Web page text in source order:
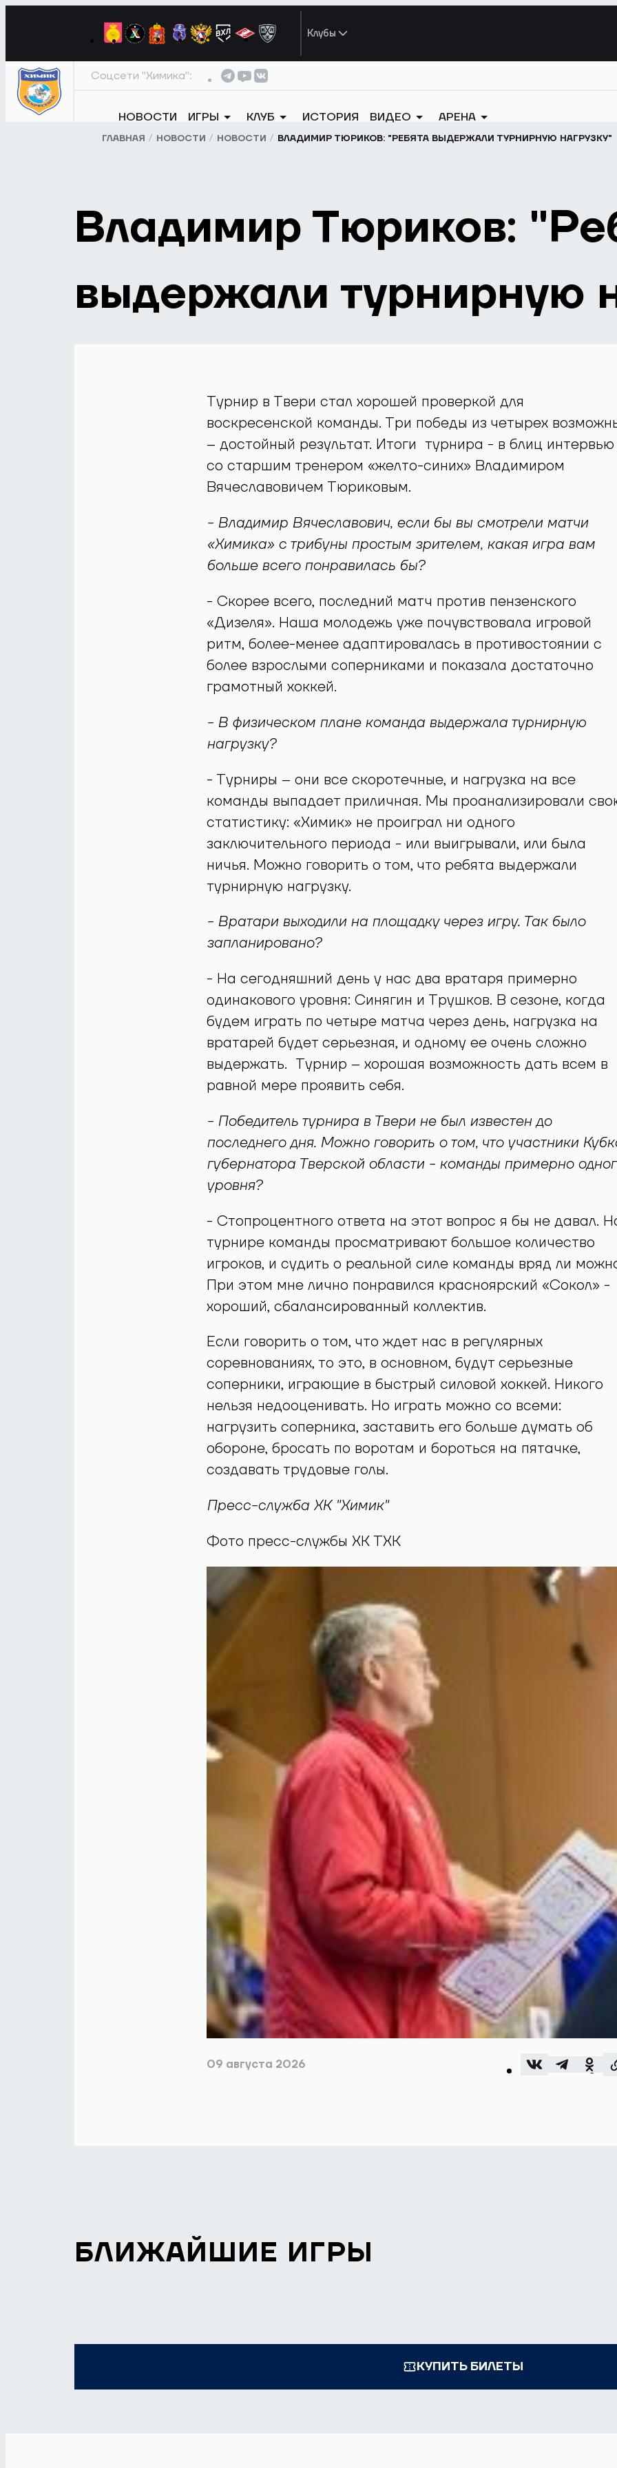
Клубы
Соцсети "Химика":
НОВОСТИ ИГРЫ КЛУБ ИСТОРИЯ ВИДЕО АРЕНА
ГЛАВНАЯ НОВОСТИ НОВОСТИ ВЛАДИМИР ТЮРИКОВ: "РЕБЯТА ВЫДЕРЖАЛИ ТУРНИРНУЮ НАГРУЗКУ"
Владимир Тюриков:
выдержали турнирную
Турнир в Твери стал хорошей проверкой для
воскресенской команды. Три победы из четырех
– достойный результат. Итоги турнира - в блиц интервью
со старшим тренером «желто-синих» Владимиром
Вячеславовичем Тюриковым.
- Владимир Вячеславович, если бы вы смотрели матчи
«Химика» с трибуны простым зрителем, какая игра вам
больше всего понравилась бы?
- Скорее всего, последний матч против пензенского
«Дизеля». Наша молодежь уже почувствовала игровой
ритм, более-менее адаптировалась в противостоянии с
более взрослыми соперниками и показала достаточно
грамотный хоккей.
- В физическом плане команда выдержала турнирную
нагрузку?
- Турниры – они все скоротечные, и нагрузка на все
команды выпадает приличная. Мы проанализировали
статистику: «Химик» не проиграл ни одного
заключительного периода - или выигрывали, или была
ничья. Можно говорить о том, что ребята выдержали
турнирную нагрузку.
- Вратари выходили на площадку через игру. Так было
запланировано?
- На сегодняшний день у нас два вратаря примерно
одинакового уровня: Синягин и Трушков. В сезоне, когда
будем играть по четыре матча через день, нагрузка на
вратарей будет серьезная, и одному ее очень сложно
выдержать. Турнир – хорошая возможность дать всем в
равной мере проявить себя.
- Победитель турнира в Твери не был известен до
последнего дня. Можно говорить о том, что участники
губернатора Тверской области - команды примерно
уровня?
- Стопроцентного ответа на этот вопрос я бы не давал.
турнире команды просматривают большое количество
игроков, и судить о реальной силе команды вряд ли
При этом мне лично понравился красноярский «Сокол» -
хороший, сбалансированный коллектив.
Если говорить о том, что ждет нас в регулярных
соревнованиях, то это, в основном, будут серьезные
соперники, играющие в быстрый силовой хоккей. Никого
нельзя недооценивать. Но играть можно со всеми:
нагрузить соперника, заставить его больше думать об
обороне, бросать по воротам и бороться на пятачке,
создавать трудовые голы.
Пресс-служба ХК "Химик"
Фото пресс-службы ХК ТХК
09 августа 2026
БЛИЖАЙШИЕ ИГРЫ
КУПИТЬ БИЛЕТЫ